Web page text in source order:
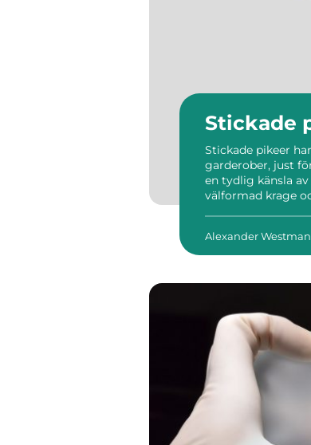
Stickade
Stickade pikeer
garderober, just
en tydlig känsla
välformad krage
Alexander Westman